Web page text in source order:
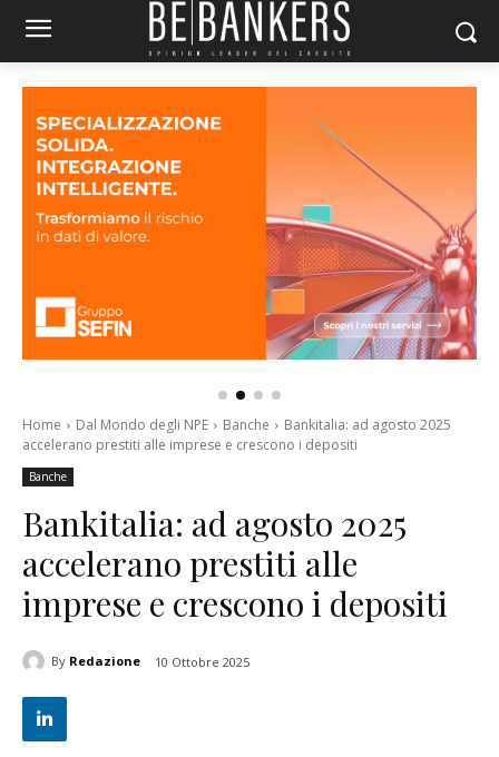
Home Dal Mondo degli NPE Banche
Bankitalia: ad agosto 2025
accelerano prestiti alle imprese e crescono i depositi
Banche
Bankitalia: ad agosto 2025
accelerano prestiti alle
imprese e crescono i depositi
By Redazione 10 Ottobre 2025